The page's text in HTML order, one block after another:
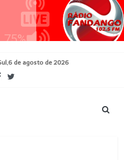
de agosto de 2026